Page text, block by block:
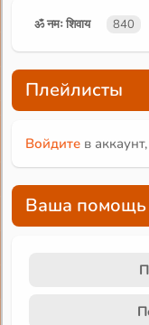
ॐ नमः शिवाय 840
Плейлисты
Войдите в
Ваша помощь